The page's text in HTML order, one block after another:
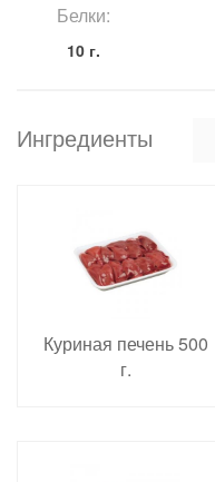
Белки:
10 г.
Ингредиенты
Куриная печень 500
г.